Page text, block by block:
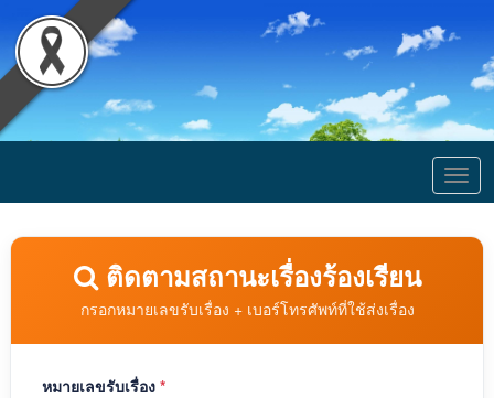
ติดตามสถานะเรื่องร้องเรียน
กรอกหมายเลขรับเรื่อง + เบอร์โทรศัพท์ที่ใช้ส่งเรื่อง
หมายเลขรับเรื่อง *